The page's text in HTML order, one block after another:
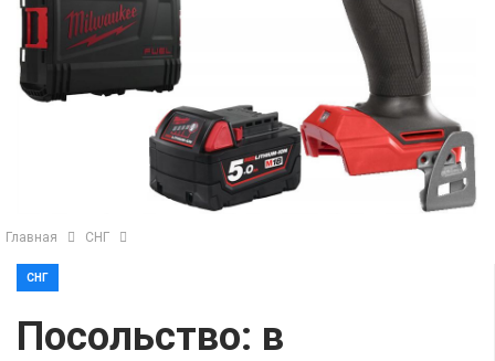
Главная СНГ
СНГ
Посольство: в